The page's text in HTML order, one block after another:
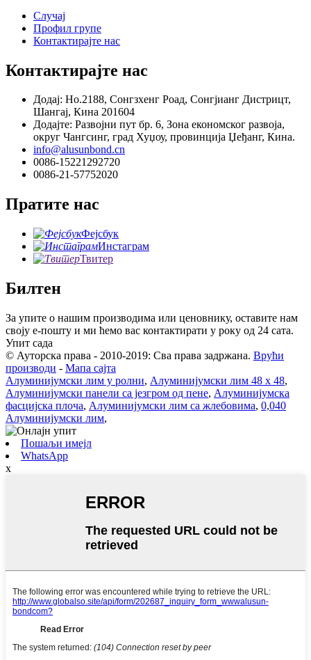
Случај
Профил групе
Контактирајте нас
Контактирајте нас
Додај: Но.2188, Сонгзхенг Роад, Сонгјианг Дистрицт,
Шангај, Кина 201604
Додајте: Развојни пут бр. 6, Зона економског развоја,
округ Чангсинг, град Хуџоу, провинција Џеђанг, Кина.
info@alusunbond.cn
0086-15221292720
0086-21-57752020
Пратите нас
Фејсбук
Инстаграм
Твитер
Билтен
За упите о нашим производима или ценовнику, оставите нам
своју е-пошту и ми ћемо вас контактирати у року од 24 сата.
Упит сада
© Ауторска права - 2010-2019: Сва права задржана. Врући
производи - Мапа сајта
Алуминијумски лим у ролни, Алуминијумски лим 48 x 48,
Алуминијумски панели са језгром од пене, Алуминијумска
фасцијска плоча, Алуминијумски лим са жлебовима, 0,040
Алуминијумски лим,
Пошаљи имејл
WhatsApp
x